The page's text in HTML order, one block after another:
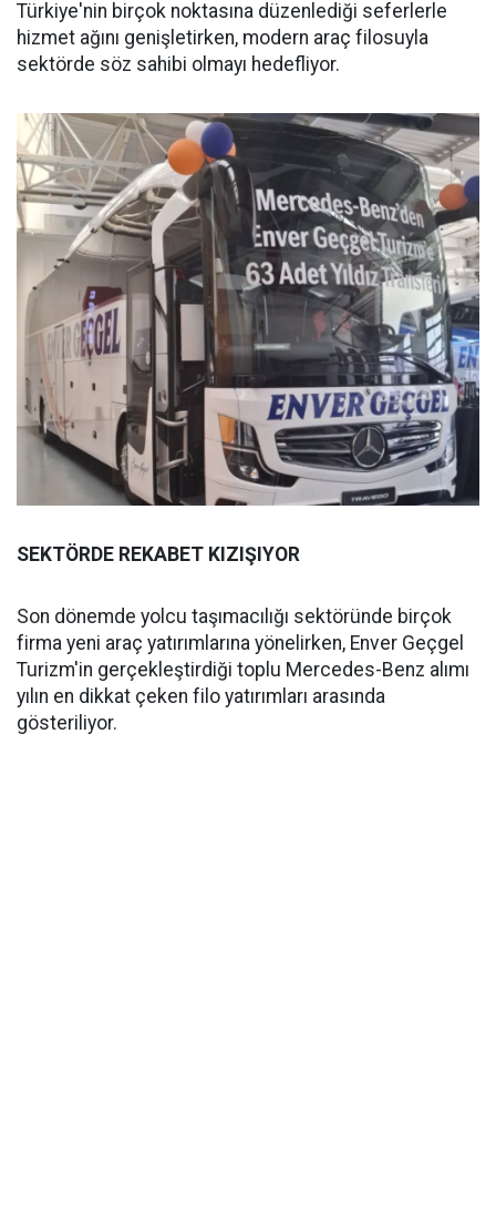
Türkiye'nin birçok noktasına düzenlediği seferlerle
hizmet ağını genişletirken, modern araç filosuyla
sektörde söz sahibi olmayı hedefliyor.
SEKTÖRDE REKABET KIZIŞIYOR
Son dönemde yolcu taşımacılığı sektöründe birçok
firma yeni araç yatırımlarına yönelirken, Enver Geçgel
Turizm'in gerçekleştirdiği toplu Mercedes-Benz alımı
yılın en dikkat çeken filo yatırımları arasında
gösteriliyor.